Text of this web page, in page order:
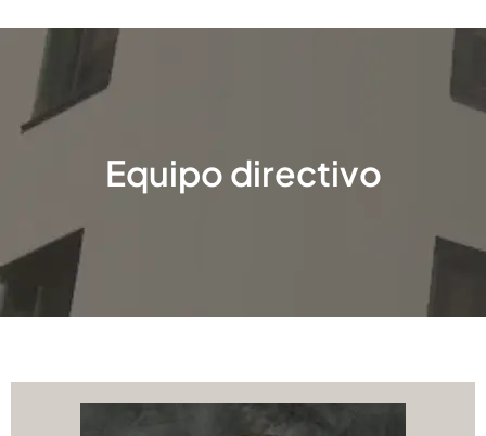
Equipo directivo